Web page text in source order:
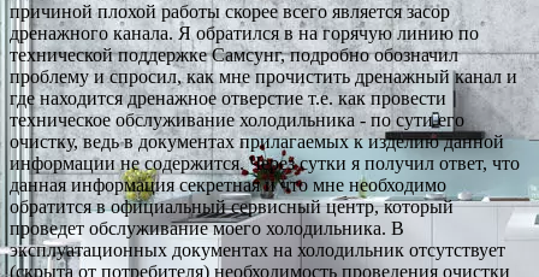
причиной плохой работы скорее всего является засор
дренажного канала. Я обратился в на горячую линию по
технической поддержке Самсунг, подробно обозначил
проблему и спросил, как мне прочистить дренажный канал и
где находится дренажное отверстие т.е. как провести
техническое обслуживание холодильника - по сути его
очистку, ведь в документах прилагаемых к изделию данной
информации не содержится. Через сутки я получил ответ, что
данная информация секретная и что мне необходимо
обратится в официальный сервисный центр, который
проведет обслуживание моего холодильника. В
эксплуатационных документах на холодильник отсутствует
(скрыта от потребителя) необходимость проведения очистки